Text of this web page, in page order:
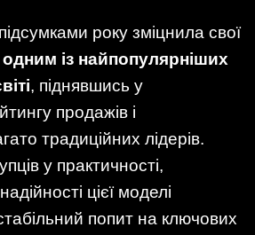
року зміцнила свої
одним із найпопулярніших
, піднявшись у
продажів і
традиційних лідерів.
у практичності,
цієї моделі
попит на ключових